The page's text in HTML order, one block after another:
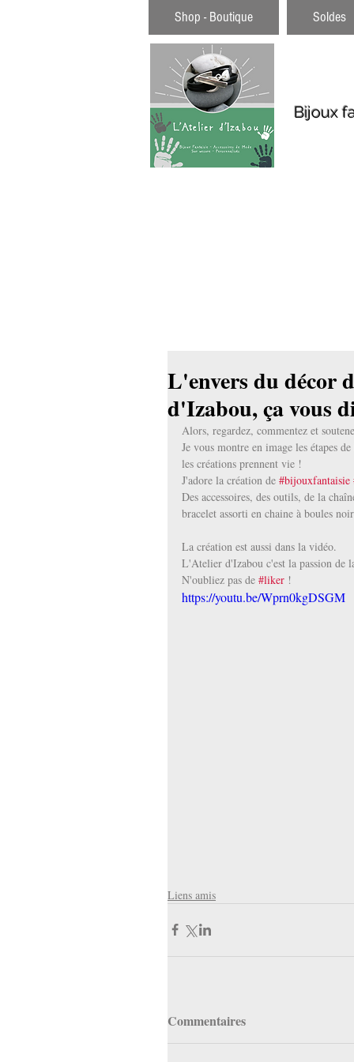
Shop - Boutique Soldes
Bijoux
L'envers du décor
d'Izabou, ça vous
Alors, regardez, commentez et
Je vous montre en image les étapes
les créations prennent vie !
J'adore la création de #bijouxfantaisie
Des accessoires, des outils, de la
bracelet assorti en chaine à boules
La création est aussi dans la vidéo.
L'Atelier d'Izabou c'est la passion de
N'oubliez pas de #liker !
https://youtu.be/Wprn0kgDSGM
Liens amis
Commentaires